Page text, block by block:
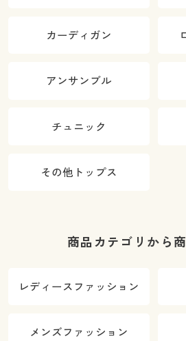
カーディガン
アンサンブル
チュニック
その他トップス
商品カテゴリから
レディースファッション
メンズファッション